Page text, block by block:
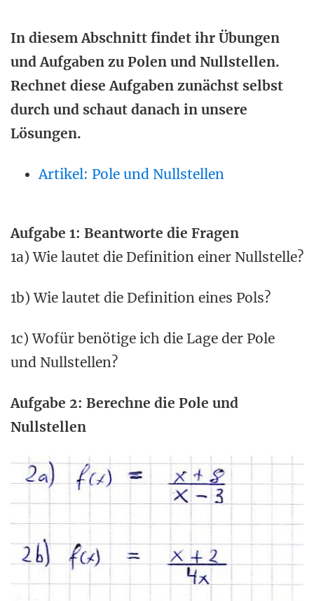
In diesem Abschnitt findet ihr Übungen
und Aufgaben zu Polen und Nullstellen.
Rechnet diese Aufgaben zunächst selbst
durch und schaut danach in unsere
Lösungen.
Artikel: Pole und Nullstellen
Aufgabe 1: Beantworte die Fragen
1a) Wie lautet die Definition einer Nullstelle?
1b) Wie lautet die Definition eines Pols?
1c) Wofür benötige ich die Lage der Pole
und Nullstellen?
Aufgabe 2: Berechne die Pole und
Nullstellen